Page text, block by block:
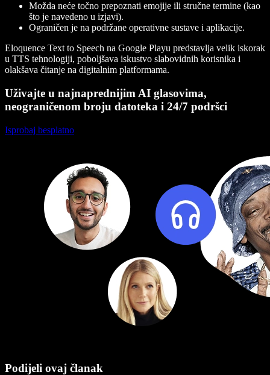
Možda neće točno prepoznati emojije ili stručne termine (kao
što je navedeno u izjavi).
Ograničen je na podržane operativne sustave i aplikacije.
Eloquence Text to Speech na Google Playu predstavlja velik iskorak
u TTS tehnologiji, poboljšava iskustvo slabovidnih korisnika i
olakšava čitanje na digitalnim platformama.
Uživajte u najnaprednijim AI glasovima,
neograničenom broju datoteka i 24/7 podršci
Isprobaj besplatno
Podijeli ovaj članak